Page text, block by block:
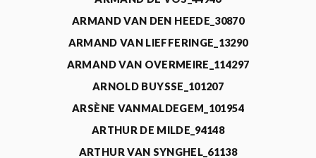
ARMAND VAN DEN HEEDE_30870
ARMAND VAN LIEFFERINGE_13290
ARMAND VAN OVERMEIRE_114297
ARNOLD BUYSSE_101207
ARSÈNE VANMALDEGEM_101954
ARTHUR DE MILDE_94148
ARTHUR VAN SYNGHEL_61138